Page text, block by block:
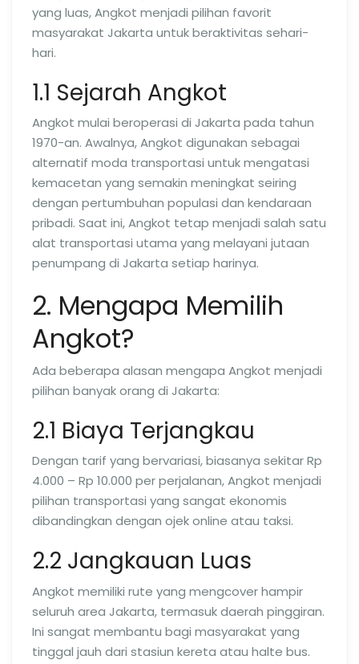
yang luas, Angkot menjadi pilihan favorit
masyarakat Jakarta untuk beraktivitas sehari-
hari.
1.1 Sejarah Angkot
Angkot mulai beroperasi di Jakarta pada tahun
1970-an. Awalnya, Angkot digunakan sebagai
alternatif moda transportasi untuk mengatasi
kemacetan yang semakin meningkat seiring
dengan pertumbuhan populasi dan kendaraan
pribadi. Saat ini, Angkot tetap menjadi salah satu
alat transportasi utama yang melayani jutaan
penumpang di Jakarta setiap harinya.
2. Mengapa Memilih
Angkot?
Ada beberapa alasan mengapa Angkot menjadi
pilihan banyak orang di Jakarta:
2.1 Biaya Terjangkau
Dengan tarif yang bervariasi, biasanya sekitar Rp
4.000 – Rp 10.000 per perjalanan, Angkot menjadi
pilihan transportasi yang sangat ekonomis
dibandingkan dengan ojek online atau taksi.
2.2 Jangkauan Luas
Angkot memiliki rute yang mengcover hampir
seluruh area Jakarta, termasuk daerah pinggiran.
Ini sangat membantu bagi masyarakat yang
tinggal jauh dari stasiun kereta atau halte bus.